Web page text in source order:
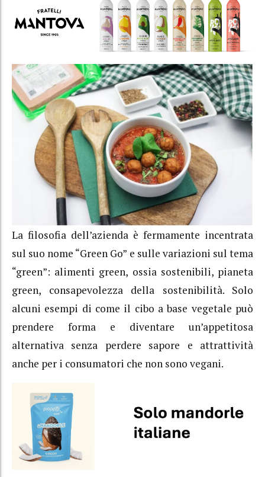
La filosofia dell’azienda è fermamente incentrata
sul suo nome “Green Go” e sulle variazioni sul tema
“green”: alimenti green, ossia sostenibili, pianeta
green, consapevolezza della sostenibilità. Solo
alcuni esempi di come il cibo a base vegetale può
prendere forma e diventare un’appetitosa
alternativa senza perdere sapore e attrattività
anche per i consumatori che non sono vegani.